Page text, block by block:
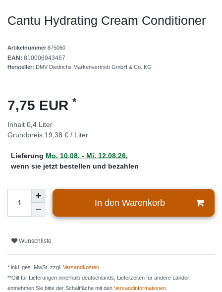
Cantu Hydrating Cream Conditioner
Artikelnummer 875060
EAN: 810006943467
Hersteller: DMV Diedrichs Markenvertrieb GmbH & Co. KG
7,75 EUR *
Inhalt 0,4 Liter
Grundpreis 19,38 € / Liter
Lieferung Mo. 10.08. - Mi. 12.08.26,
wenn sie jetzt bestellen und bezahlen
In den Warenkorb
Wunschliste
* inkl. ges. MwSt. zzgl. Versandkosten
**Gilt für Lieferungen innerhalb deutschlands, Lieferzeiten für andere Länder
entnehmen Sie bitte der Schaltfäche mit den Versandinformationen